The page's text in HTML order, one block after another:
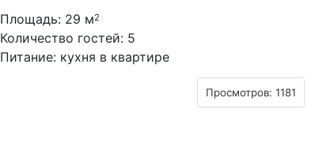
Площадь: 29 м2
Количество гостей: 5
Питание: кухня в квартире
Просмотров: 1181